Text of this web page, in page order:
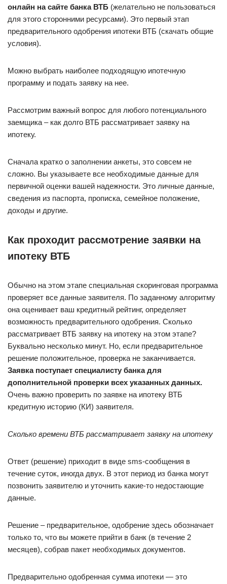
онлайн на сайте банка ВТБ (желательно не пользоваться
для этого сторонними ресурсами). Это первый этап
предварительного одобрения ипотеки ВТБ (скачать общие
условия).
Можно выбрать наиболее подходящую ипотечную
программу и подать заявку на нее.
Рассмотрим важный вопрос для любого потенциального
заемщика – как долго ВТБ рассматривает заявку на
ипотеку.
Сначала кратко о заполнении анкеты, это совсем не
сложно. Вы указываете все необходимые данные для
первичной оценки вашей надежности. Это личные данные,
сведения из паспорта, прописка, семейное положение,
доходы и другие.
Как проходит рассмотрение заявки на
ипотеку ВТБ
Обычно на этом этапе специальная скоринговая программа
проверяет все данные заявителя. По заданному алгоритму
она оценивает ваш кредитный рейтинг, определяет
возможность предварительного одобрения. Сколько
рассматривает ВТБ заявку на ипотеку на этом этапе?
Буквально несколько минут. Но, если предварительное
решение положительное, проверка не заканчивается.
Заявка поступает специалисту банка для
дополнительной проверки всех указанных данных.
Очень важно проверить по заявке на ипотеку ВТБ
кредитную историю (КИ) заявителя.
Сколько времени ВТБ рассматривает заявку на ипотеку
Ответ (решение) приходит в виде sms-сообщения в
течение суток, иногда двух. В этот период из банка могут
позвонить заявителю и уточнить какие-то недостающие
данные.
Решение – предварительное, одобрение здесь обозначает
только то, что вы можете прийти в банк (в течение 2
месяцев), собрав пакет необходимых документов.
Предварительно одобренная сумма ипотеки — это